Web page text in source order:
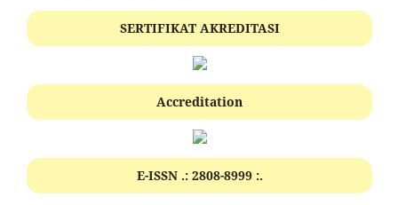
SERTIFIKAT AKREDITASI
Accreditation
E-ISSN .: 2808-8999:.